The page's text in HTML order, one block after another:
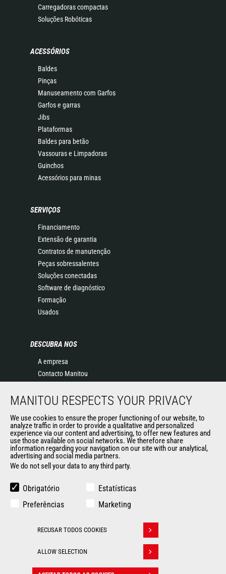
Carregadoras compactas
Soluções Robóticas
ACESSÓRIOS
Baldes
Pinças
Manuseamento com Garfos
Garfos e garras
Jibs
Plataformas
Baldes para betão
Vassouras e Limpadoras
Guinchos
Acessórios para minas
SERVIÇOS
Financiamento
Extensão de garantia
Contratos de manutenção
Peças sobressalentes
Soluções conectadas
Software de diagnóstico
Formação
Usados
DESCUBRA NOS
A empresa
Contacto Manitou
Eventos
História
General Terms and Conditions of Sale
OUTROS SITES DO GRUPO
Manitou Group
Used Manitou Machines
Gehl
© 2026 Informação Politique de protection
MANITOU RESPECTS YOUR PRIVACY
We use cookies to ensure the proper functioning of our website, to
analyze traffic in order to provide a qualitative and personalized
experience via our content and advertising, to offer new features and
use those available on social networks. We therefore share
information regarding your navigation on our site with our analytical,
advertising and social media partners.
We do not sell your data to any third party.
Obrigatório
Estatísticas
Preferências
Marketing
RECUSAR TODOS COOKIES
ALLOW SELECTION